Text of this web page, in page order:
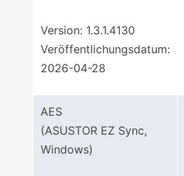
Version: 1.3.1.4130
Veröffentlichungsdatum:
2026-04-28
AES
(ASUSTOR EZ Sync,
Windows)